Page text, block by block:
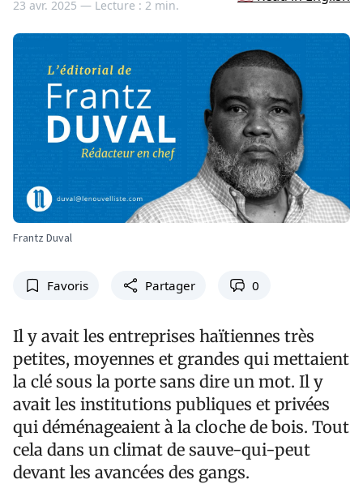
23 avr. 2025 — Lecture : 2 min.
Frantz Duval
Favoris Partager 0
Il y avait les entreprises haïtiennes très
petites, moyennes et grandes qui mettaient
la clé sous la porte sans dire un mot. Il y
avait les institutions publiques et privées
qui déménageaient à la cloche de bois. Tout
cela dans un climat de sauve-qui-peut
devant les avancées des gangs.